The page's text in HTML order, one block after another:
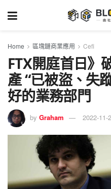
Home 區塊鏈商業應用 Cefi
FTX開庭首日》
產 “已被盜、失
好的業務部門
by Graham 2022-11-